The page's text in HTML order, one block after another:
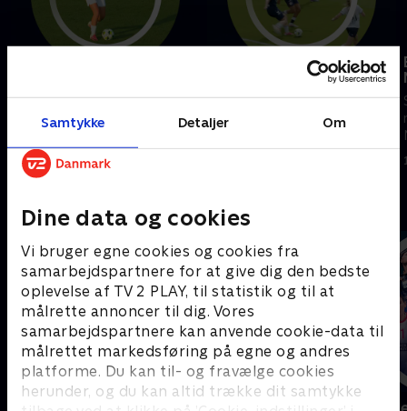
Samtykke Detaljer Om
Dine data og cookies
Vi bruger egne cookies og cookies fra
samarbejdspartnere for at give dig den bedste
oplevelse af TV 2 PLAY, til statistik og til at
målrette annoncer til dig. Vores
samarbejdspartnere kan anvende cookie-data til
målrettet markedsføring på egne og andres
platforme. Du kan til- og fravælge cookies
herunder, og du kan altid trække dit samtykke
Se højdepunkter fra kampen
mellem Fortuna Hjørring og FC
4. august 2026 • 5 min
AGF-Kolding IF
Se højdepunkter fra kampen
mellem AGF og Kolding IF.
2. august 2026 • 7 min
Andre så også